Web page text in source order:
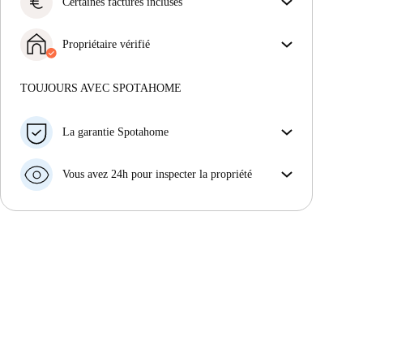
En savoir plus sur la vérification
Consulte la description de l'annonce pour voir
quelles charges sont comprises dans ton loyer et
Propriétaire vérifié
Plus d'informations sur ce propriétaire
TOUJOURS AVEC SPOTAHOME
La garantie Spotahome
préavis, nous allons soit (A) vous payer une chambre
soit (B) vous rembourser en totalité.
Vous avez 24h pour inspecter la propriété